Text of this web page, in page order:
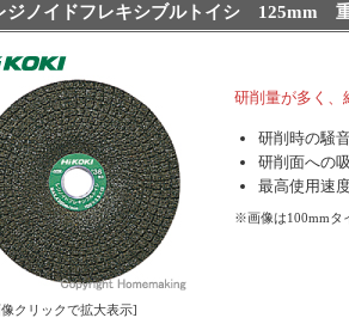
ジノイドフレキシブルトイシ 125mm
クリックで拡大表示]
研削量が多く、
研削時の騒
研削面への
最高使用速
※画像は100mmタ